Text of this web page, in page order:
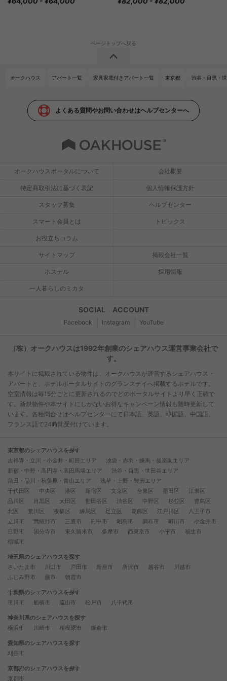
オークハウス アパート一覧 家具家電付きアパート一覧 東京都 渋谷・目黒・
よくある質問やお問い合わせはヘルプセンターへ
オークハウスポータルについて 会社概要
特定商取引法に基づく表記 個人情報保護方針
スタッフ募集 ヘルプセンター
スマート会員とは トピックス
お役立ちコラム
サイトマップ 掲載会社一覧
ホステル 採用情報
一人暮らしのミカタ
SOCIAL ACCOUNT
Facebook Instagram YouTube
（株）オークハウスは1992年創業のシェアハウス運営事業会社で
す。
本サイトに掲載されている物件は、オークハウスが運営するシェアハウス・
アパートと、ホテルポータルサイトのグランステイへ掲載するホテルです。
空室情報は毎15分ごとに更新されるのでどのポータルサイトより早く正確で
す。新規物件や本サイトにしかないお得なキャンペーン情報も随時更新して
います。各種問合せはヘルプセンターにて日本語、英語、韓国語、中国語、
フランス語で24時間受付けています。
東京都のシェアハウスを探す
吉祥寺・立川・小金井・町田エリア
池袋・赤羽・練馬・後楽園エリア
新宿・中野・高円寺・高田馬場エリア
渋谷・目黒・世田谷エリア
蒲田・品川・秋葉原・青山エリア
浅草・上野・豊洲エリア
千代田区
中央区 港区 新宿区 文京区 台東区 墨田区
江東区
品川区
目黒区 大田区 世田谷区 渋谷区 中野区 杉並区
豊島区
北区
荒川区 板橋区 練馬区 足立区 葛飾区 江戸川区
八王子市
立川市
武蔵野市 三鷹市 府中市 昭島市 調布市 町田市
小金井市
日野市
国分寺市 東久留米市 多摩市 西東京市 小平市
福生市
稲城市
埼玉県のシェアハウスを探す
さいたま市
川口市 戸田市 新座市 所沢市 越谷市
川越市
ふじみ野市
蕨市 朝霞市
千葉県のシェアハウスを探す
市川市
船橋市 流山市 松戸市 八千代市
神奈川県のシェアハウスを探す
横浜市
川崎市 相模原市 鎌倉市
愛知県のシェアハウスを探す
刈谷市
京都府のシェアハウスを探す
京都市